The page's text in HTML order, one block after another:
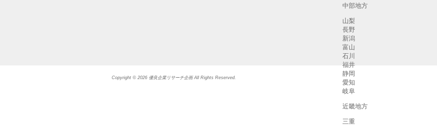
中部地方
山梨
長野
新潟
富山
石川
福井
静岡
愛知
岐阜
近畿地方
三重
Copyright © 2026 優良企業リサーチ企画 All Rights Reserved.